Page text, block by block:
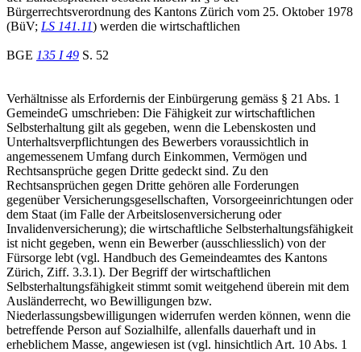
Bürgerrechtsverordnung des Kantons Zürich vom 25. Oktober 1978
(BüV; LS 141.11) werden die wirtschaftlichen
BGE 135 I 49 S. 52
Verhältnisse als Erfordernis der Einbürgerung gemäss § 21 Abs. 1
GemeindeG umschrieben: Die Fähigkeit zur wirtschaftlichen
Selbsterhaltung gilt als gegeben, wenn die Lebenskosten und
Unterhaltsverpflichtungen des Bewerbers voraussichtlich in
angemessenem Umfang durch Einkommen, Vermögen und
Rechtsansprüche gegen Dritte gedeckt sind. Zu den
Rechtsansprüchen gegen Dritte gehören alle Forderungen
gegenüber Versicherungsgesellschaften, Vorsorgeeinrichtungen oder
dem Staat (im Falle der Arbeitslosenversicherung oder
Invalidenversicherung); die wirtschaftliche Selbsterhaltungsfähigkeit
ist nicht gegeben, wenn ein Bewerber (ausschliesslich) von der
Fürsorge lebt (vgl. Handbuch des Gemeindeamtes des Kantons
Zürich, Ziff. 3.3.1). Der Begriff der wirtschaftlichen
Selbsterhaltungsfähigkeit stimmt somit weitgehend überein mit dem
Ausländerrecht, wo Bewilligungen bzw.
Niederlassungsbewilligungen widerrufen werden können, wenn die
betreffende Person auf Sozialhilfe, allenfalls dauerhaft und in
erheblichem Masse, angewiesen ist (vgl. hinsichtlich Art. 10 Abs. 1